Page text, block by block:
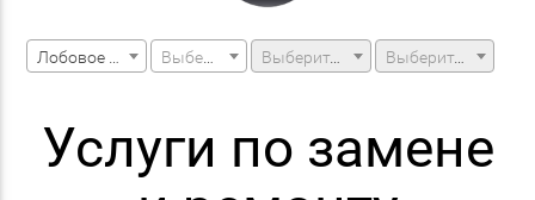
Выберите модель машины Выберите модификацию
Услуги по замене